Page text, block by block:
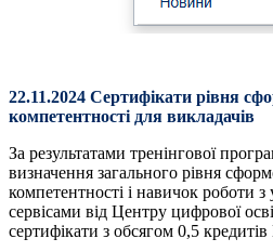
22.11.2024 Cертифікати рівня
компетентності для викладачів
За результатами тренінгової
визначення загального рівня
компетентності і навичок роботи з
сервісами від Центру цифрової
сертифікати з обсягом 0,5